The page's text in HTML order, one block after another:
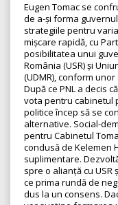
Eugen Tomac se
de a-și forma
strategiile pentru
mișcare rapidă, cu
posibilitatea unui
România (USR) și
(UDMR), conform
După ce PNL a decis
vota pentru cabinetul
politice încep să se
alternative. Social-
pentru Cabinetul
condusă de Kelemen
suplimentare.
spre o alianță cu USR
ce prima rundă de
dus la un consens.